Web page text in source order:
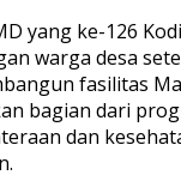
yang ke-126
warga desa
fasilitas
bagian dari
dan